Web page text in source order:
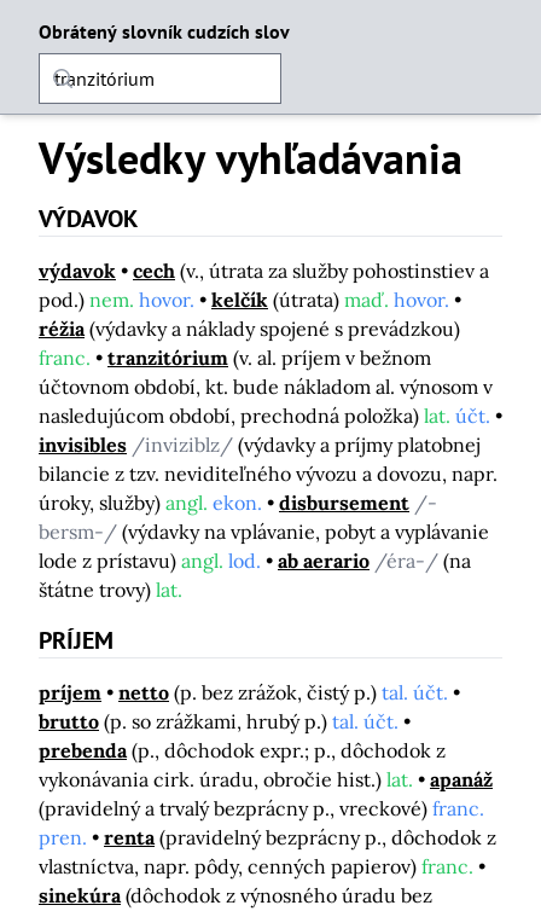
Obrátený slovník cudzích slov
Výsledky vyhľadávania
VÝDAVOK
výdavok cech (v., útrata za služby pohostinstiev a
pod.) nem. hovor. kelčík (útrata) maď. hovor.
réžia (výdavky a náklady spojené s prevádzkou)
franc.
tranzitórium (v. al. príjem v bežnom
účtovnom období, kt. bude nákladom al. výnosom v
nasledujúcom období, prechodná položka) lat. účt.
invisibles /inviziblz/ (výdavky a príjmy platobnej
bilancie z tzv. neviditeľného vývozu a dovozu, napr.
úroky, služby) angl. ekon. disbursement /-
bersm-/ (výdavky na vplávanie, pobyt a vyplávanie
lode z prístavu) angl. lod. ab aerario /éra-/ (na
štátne trovy) lat.
PRÍJEM
príjem netto (p. bez zrážok, čistý p.) tal. účt.
brutto (p. so zrážkami, hrubý p.) tal. účt.
prebenda (p., dôchodok expr.; p., dôchodok z
vykonávania cirk. úradu, obročie hist.) lat.
apanáž
(pravidelný a trvalý bezprácny p., vreckové) franc.
pren.
renta (pravidelný bezprácny p., dôchodok z
vlastníctva, napr. pôdy, cenných papierov) franc.
sinekúra (dôchodok z výnosného úradu bez